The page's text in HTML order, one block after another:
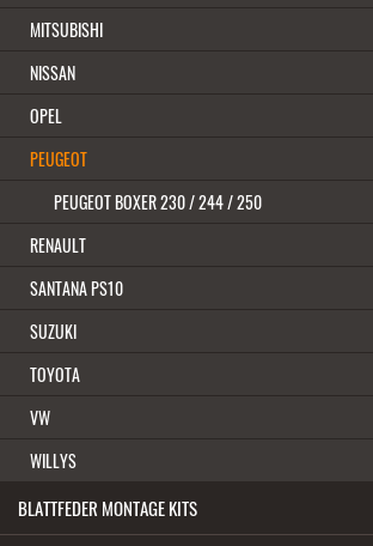
MITSUBISHI
NISSAN
OPEL
PEUGEOT
PEUGEOT BOXER 230 / 244 / 250
RENAULT
SANTANA PS10
SUZUKI
TOYOTA
VW
WILLYS
BLATTFEDER MONTAGE KITS